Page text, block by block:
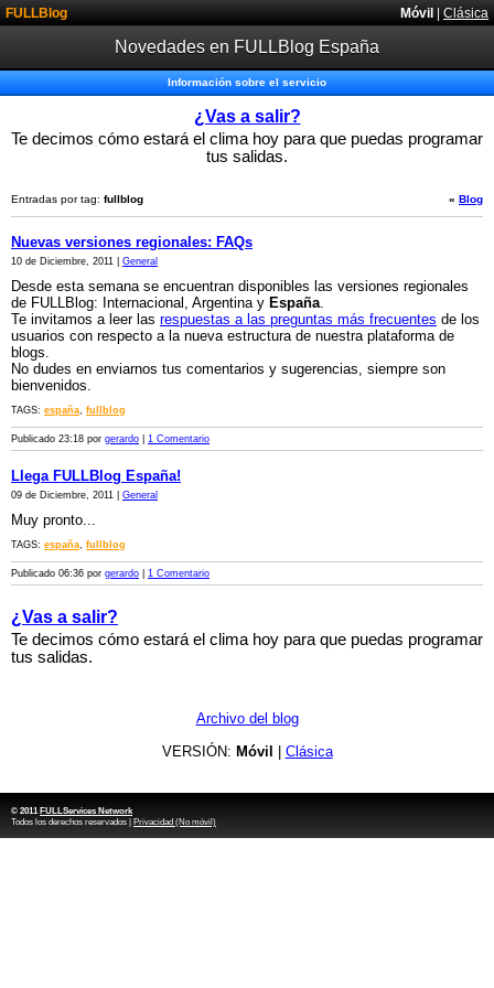
Móvil | Clásica
FULLBlog
Novedades en FULLBlog España
Información sobre el servicio
¿Vas a salir?
Te decimos cómo estará el clima hoy para que puedas programar
tus salidas.
« Blog
Entradas por tag: fullblog
Nuevas versiones regionales: FAQs
10 de Diciembre, 2011 | General
Desde esta semana se encuentran disponibles las versiones regionales
de FULLBlog: Internacional, Argentina y España.
Te invitamos a leer las respuestas a las preguntas más frecuentes de los
usuarios con respecto a la nueva estructura de nuestra plataforma de
blogs.
No dudes en enviarnos tus comentarios y sugerencias, siempre son
bienvenidos.
TAGS: españa, fullblog
Publicado 23:18 por gerardo 1 Comentario
Llega FULLBlog España!
09 de Diciembre, 2011 | General
Muy pronto...
TAGS: españa, fullblog
Publicado 06:36 por gerardo 1 Comentario
¿Vas a salir?
Te decimos cómo estará el clima hoy para que puedas programar
tus salidas.
Archivo del blog
VERSIÓN: Móvil Clásica
© 2011FULLServices Network
Todos los derechos reservados | Privacidad (No móvil)